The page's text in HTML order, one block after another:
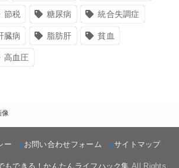
節税 糖尿病 統合失調症
臓病 脂肪肝 貧血
高血圧
像
ー お問い合わせフォーム サイトマップ
もできる！かんたんライフハック集 .All Rights